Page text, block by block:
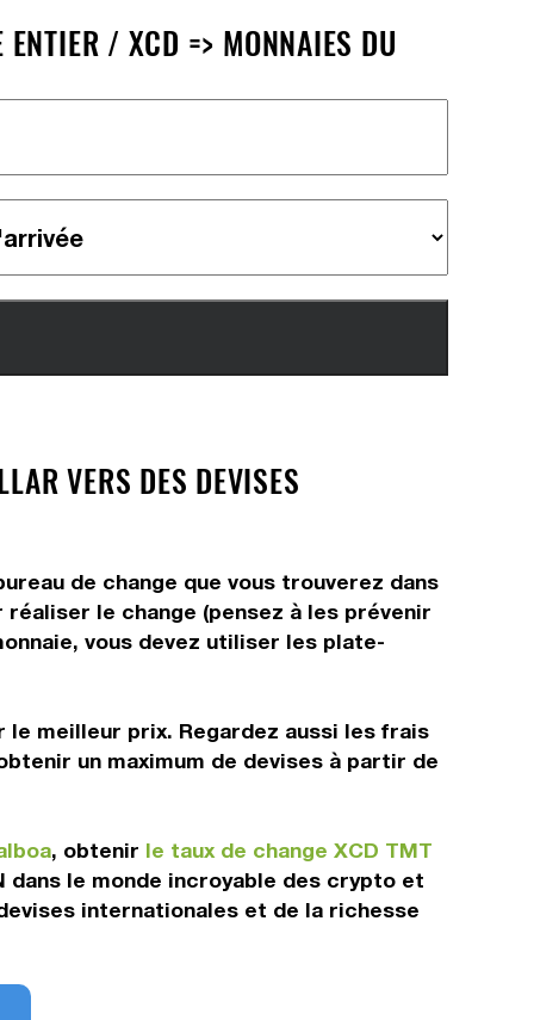
ENTIER / XCD => MONNAIES DU
VERS DES DEVISES
de change que vous trouverez dans
le change (pensez à les prévenir
vous devez utiliser les plate-
meilleur prix. Regardez aussi les frais
un maximum de devises à partir de
, obtenir le taux de change XCD TMT
dans le monde incroyable des crypto et
internationales et de la richesse